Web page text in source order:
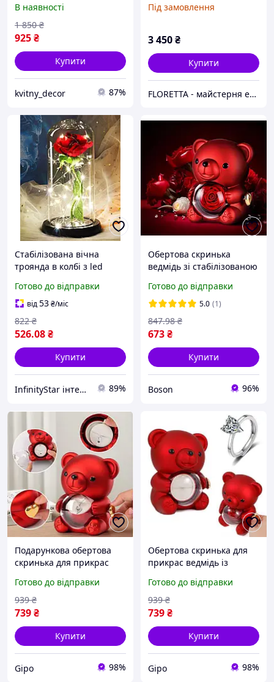
В наявності
925₴
1 850 ₴
Купити
kvitny_decor 87%
романтика» 17*28 см
Під замовлення
3 450₴
Купити
FLORETTA - майстерня емоцій
Стабілізована вічна
троянда в колбі з led
батарейках романтичний
світлодіодний нічник
штучна червона троянда
Готово до відправки
від53₴/міс
526.08₴
822 ₴
Купити
InfinityStar інтернет-магазин корисних товарів 89%
Обертова скринька
ведмідь зі стабілізованою
унікальний подарунок
для будь-якого випадку
Готово до відправки
5.0 (1)
673₴
847.98 ₴
Купити
Boson 96%
Подарункова обертова
скринька для прикрас
трояндою в колбі 7 см
Готово до відправки
739₴
939 ₴
Купити
Gipo 98%
Обертова скринька для
прикрас ведмідь із
в колбі 7 см /
подарунковий футляр для
ювелірних виробів
Готово до відправки
739₴
939 ₴
Купити
Gipo 98%